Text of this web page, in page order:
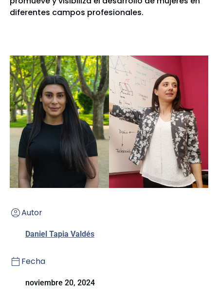
diferentes campos profesionales.
Autor
Daniel Tapia Valdés
Fecha
noviembre 20, 2024